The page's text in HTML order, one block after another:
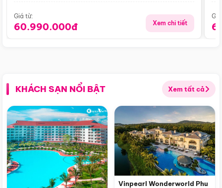
Giá từ:
60.990.000đ Xem chi tiết
KHÁCH SẠN NỔI BẬT Xem tất cả
Vinpearl Wonderworld Phu